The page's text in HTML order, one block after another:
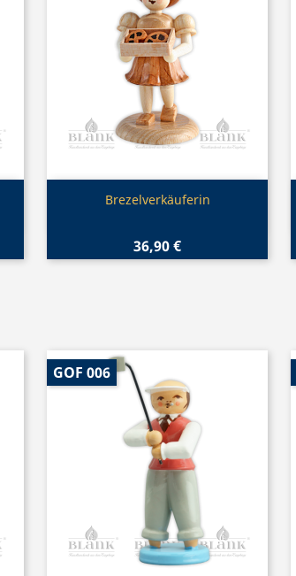
Vorschau
Brezelverkäuferin
36,90 €
GOF 006